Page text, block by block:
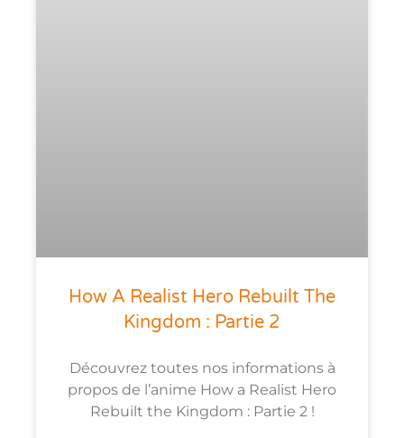
How A Realist Hero Rebuilt The
Kingdom : Partie 2
Découvrez toutes nos informations à
propos de l’anime How a Realist Hero
Rebuilt the Kingdom : Partie 2 !